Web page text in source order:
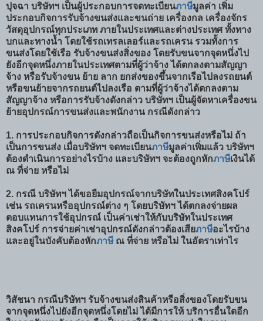
ปุจฉา บริษัทฯ เป็นผู้ประกอบการจดทะเบียนภาษีมูลค่า เพิ่ม
ประกอบกิจการรับจ้างขนส่งและขนถ่าย เครื่องกล เครื่องจักร
วัสดุอุปกรณ์ทุกประเภท ภายในประเทศและต่างประเทศ ทั้งทาง
บกและทางน้ำ โดยใช้รถเทรลเลอร์และรถเครน รวมทั้งการ
ขนส่งโดยใช้เรือ รับจ้างขนส่งสิ่งของ โดยรับขนจากจุดหนึ่งไป
ยังอีกจุดหนึ่งภายในประเทศตามที่ผู้ว่าจ้าง ได้ตกลงตามสัญญา
จ้าง หรือรับจ้างขน ย้าย ลาก ยกส่งของขึ้นจากเรือไปลงรถยนต์
หรือขนย้ายจากรถยนต์ไปลงเรือ ตามที่ผู้ว่าจ้างได้ตกลงตาม
สัญญาจ้าง หรือการรับจ้างดังกล่าว บริษัทฯ เป็นผู้จัดหาเครื่องขน
ย้ายอุปกรณ์การขนส่งและพนักงาน กรณีดังกล่าว
1. การประกอบกิจการดังกล่าวถือเป็นกิจการขนส่งหรือไม่ ถ้า
เป็นการขนส่ง เมื่อบริษัทฯ จดทะเบียนภาษีมูลค่าเพิ่มแล้ว บริษัทฯ
ต้องดำเนินการอย่างไรบ้าง และบริษัทฯ จะต้องถูกหักภาษีเงินได้
ณ ที่จ่าย หรือไม่
2. กรณี บริษัทฯ ได้ขอยืมอุปกรณ์จากบริษัทในประเทศสิงคโปร์
เช่น รถเครนหรืออุปกรณ์ต่าง ๆ โดยบริษัทฯ ได้ตกลงจ่ายผล
ตอบแทนการใช้อุปกรณ์ เป็นค่าเช่าให้กับบริษัทในประเทศ
สิงคโปร์ การจ่ายค่าเช่าอุปกรณ์ดังกล่าวต้องเสียภาษีอะไรบ้าง
และอยู่ในบังคับต้องหักภาษีณ ที่จ่าย หรือไม่ ในอัตราเท่าไร
วิสัชนา กรณีบริษัทฯ รับจ้างขนส่งสินค้าหรือสิ่งของโดยรับขน
จากจุดหนึ่งไปยังอีกจุดหนึ่งโดยไม่ ได้มีการให้ บริการอื่นใดอีก